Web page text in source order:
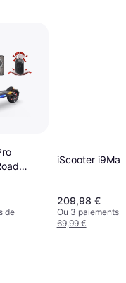
de
iScooter
209,98 €
Ou 3 paiements
69,99 €